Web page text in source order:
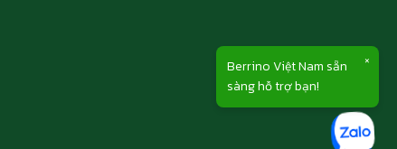
Berrino Việt Nam sẵn
sàng hỗ trợ bạn!
×